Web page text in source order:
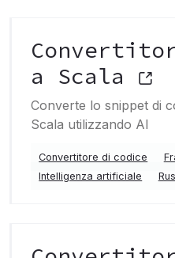
a Scala
Converte lo snippet di
Scala utilizzando AI
Convertitore di codice
Intelligenza artificiale